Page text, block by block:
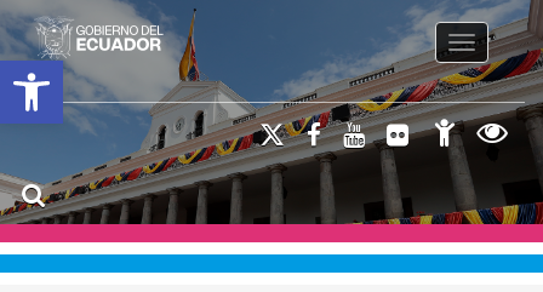
Open toolbar
Toggle